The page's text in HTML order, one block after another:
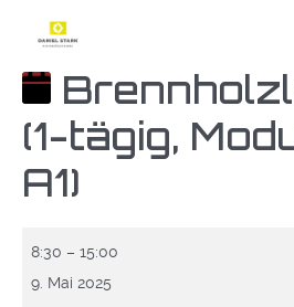
(1-tägig,
A1)
Brennholzlehrgang
8:30 – 15:00
9. Mai 2025